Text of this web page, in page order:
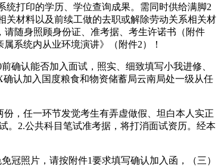
打印的学历、学位查询成果。需同时供给满脚2
材料以及前续工做的去职或解除劳动关系相关材
随身照顾身份证、准考据、考生许诺书（附件
系统内从业环境演讲》（附件2）！
认能否加入面试，照实、细致填写小我进修、
认加入国度粮食和物资储蓄局云南局处一级从任
，任一环节发觉考生有弄虚做假、坦白本人实正
。2.公共科目笔试准考据，将打消面试资历。经本
照片，请按附件1要求填写确认加入函，（三）